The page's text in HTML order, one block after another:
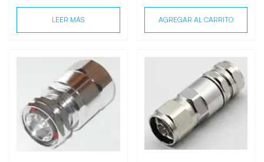
LEER MÁS AGREGAR AL CARRITO